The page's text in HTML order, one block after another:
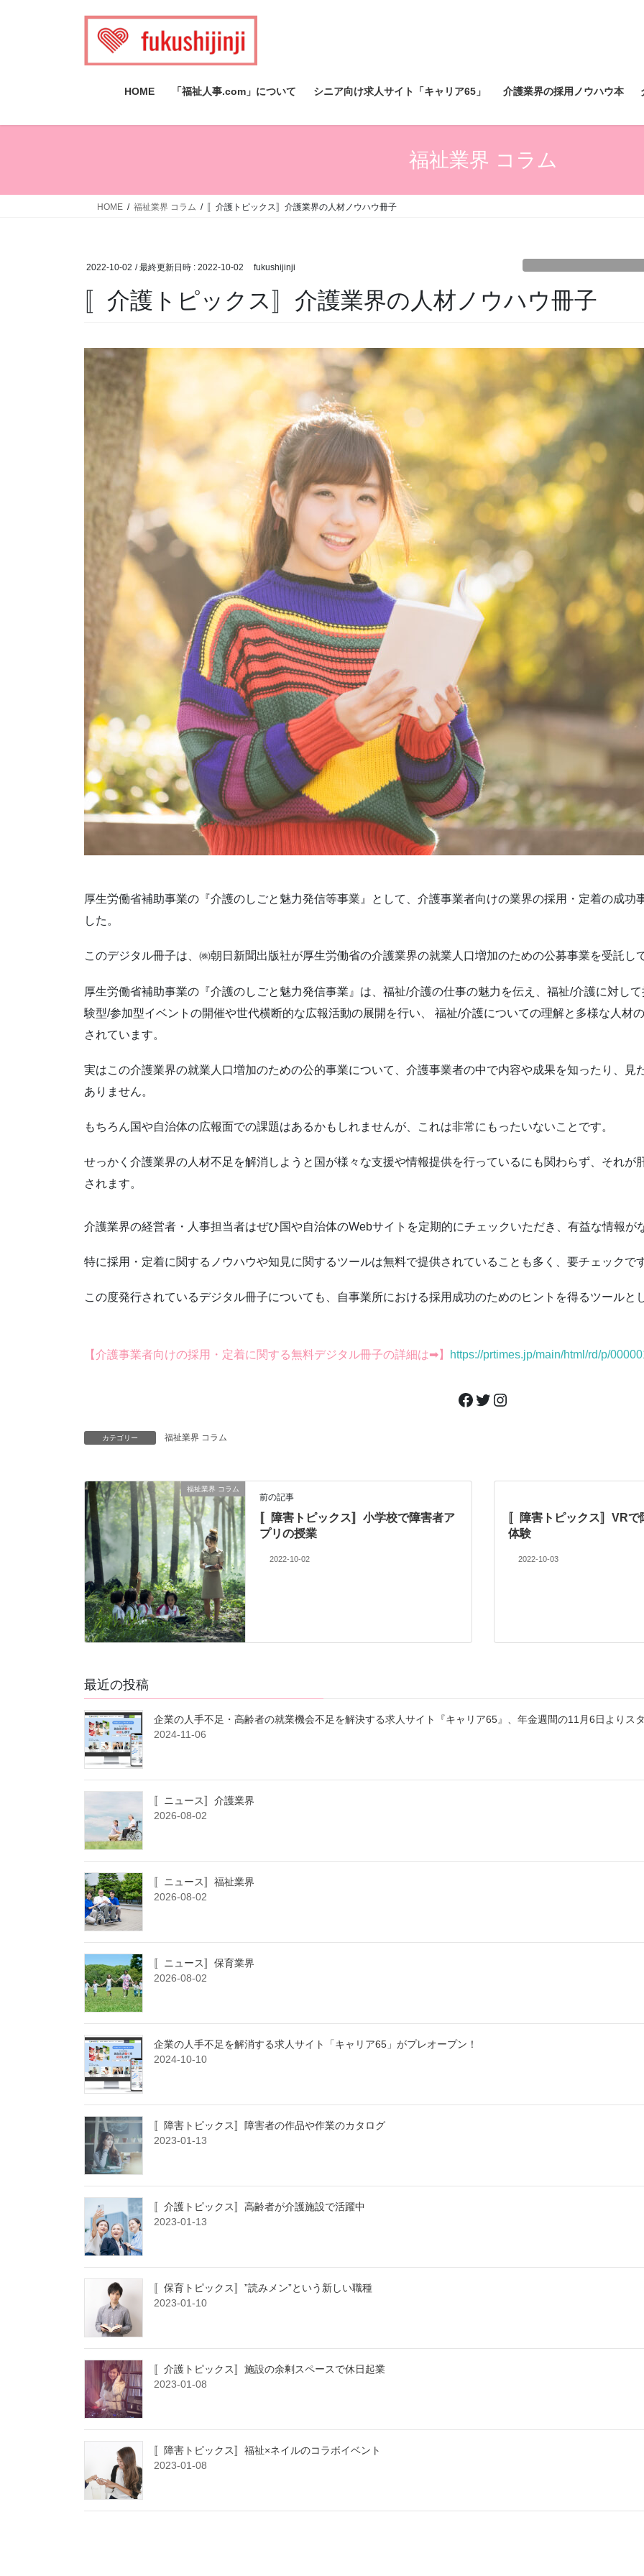
キ
に
HOME 「福祉人事.com」について シニア向け求人サイト「キャリア65」 介護業界の採用ノウハウ本
福祉業界 コラム
HOME 福祉業界 コラム 〚介護トピックス〛介護業界の人材ノウハウ冊子
2022-10-02 / 最終更新日時 : 2022-10-02 fukushijinji
〚介護トピックス〛介護業界の人材ノウハウ冊子
厚生労働省補助事業の『介護のしごと魅力発信等事業』として、介護事業者向けの業界の採用・定着の成
した。
このデジタル冊子は、㈱朝日新聞出版社が厚生労働省の介護業界の就業人口増加のための公募事業を受託し
厚生労働省補助事業の『介護のしごと魅力発信事業』は、福祉/介護の仕事の魅力を伝え、福祉/介護に対し
験型/参加型イベントの開催や世代横断的な広報活動の展開を行い、 福祉/介護についての理解と多様な人材
されています。
実はこの介護業界の就業人口増加のための公的事業について、介護事業者の中で内容や成果を知ったり、見
ありません。
もちろん国や自治体の広報面での課題はあるかもしれませんが、これは非常にもったいないことです。
せっかく介護業界の人材不足を解消しようと国が様々な支援や情報提供を行っているにも関わらず、それが
されます。
介護業界の経営者・人事担当者はぜひ国や自治体のWebサイトを定期的にチェックいただき、有益な情報が
特に採用・定着に関するノウハウや知見に関するツールは無料で提供されていることも多く、要チェックで
この度発行されているデジタル冊子についても、自事業所における採用成功のためのヒントを得るツールと
【介護事業者向けの採用・定着に関する無料デジタル冊子の詳細は➡】 https://prtimes.jp/main/html/rd/p/
Facebook
Twitter
Instagram
カテゴリー 福祉業界 コラム
福祉業界 コラム
前の記事
〚障害トピックス〛小学校で障害者ア
プリの授業
2022-10-02
〚障害トピックス〛VR
体験
2022-10-03
最近の投稿
企業の人手不足・高齢者の就業機会不足を解決する求人サイト『キャリア65』、年金週間の11月6日よりス
2024-11-06
〚ニュース〛介護業界
2026-08-02
〚ニュース〛福祉業界
2026-08-02
〚ニュース〛保育業界
2026-08-02
企業の人手不足を解消する求人サイト「キャリア65」がプレオープン！
2024-10-10
〚障害トピックス〛障害者の作品や作業のカタログ
2023-01-13
〚介護トピックス〛高齢者が介護施設で活躍中
2023-01-13
〚保育トピックス〛”読みメン”という新しい職種
2023-01-10
〚介護トピックス〛施設の余剰スペースで休日起業
2023-01-08
〚障害トピックス〛福祉×ネイルのコラボイベント
2023-01-08